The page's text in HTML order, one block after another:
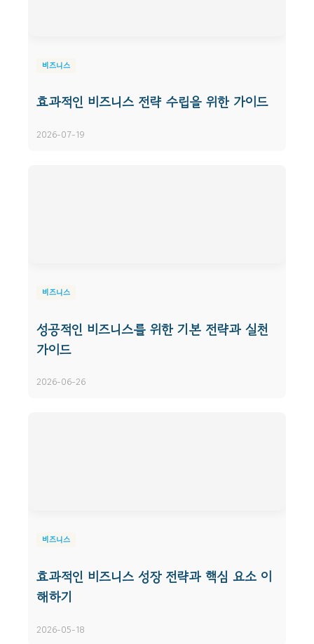
비즈니스
효과적인 비즈니스 전략 수립을 위한 가이드
2026-07-19
비즈니스
성공적인 비즈니스를 위한 기본 전략과 실천
가이드
2026-06-26
비즈니스
효과적인 비즈니스 성장 전략과 핵심 요소 이
해하기
2026-05-18